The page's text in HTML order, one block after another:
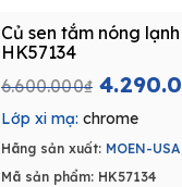
Củ sen tắm nóng
HK57134
6.600.000₫
was:
Lớp xi mạ: chrome
Hãng sản xuất: MOEN-USA
Mã sản phẩm: HK57134